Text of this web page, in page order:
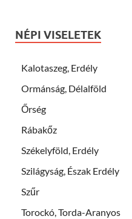
NÉPI VISELETEK
Kalotaszeg, Erdély
Ormánság, Délalföld
Őrség
Rábakőz
Székelyföld, Erdély
Szilágyság, Észak Erdély
Szűr
Torockó, Torda-Aranyos